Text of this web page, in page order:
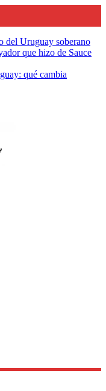
del Uruguay soberano
que hizo de Sauce
qué cambia